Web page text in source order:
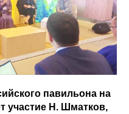
павильона на
участие Н. Шматков,